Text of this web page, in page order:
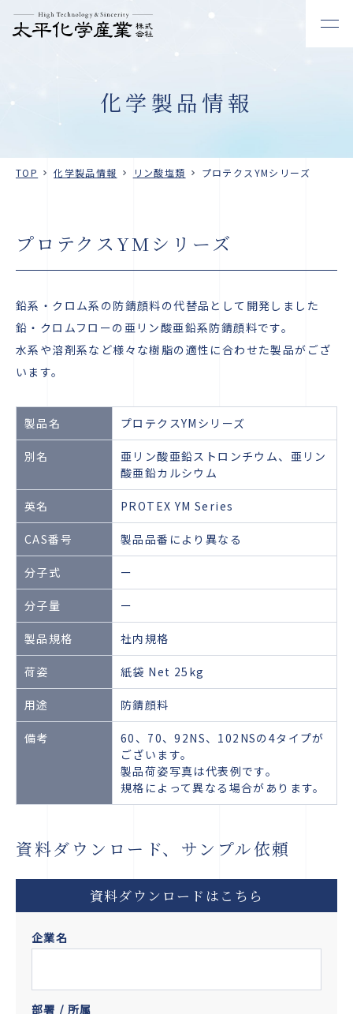
化学製品情報
TOP 化学製品情報 リン酸塩類 プロテクスYMシリーズ
プロテクスYMシリーズ
鉛系・クロム系の防錆顔料の代替品として開発しました
鉛・クロムフローの亜リン酸亜鉛系防錆顔料です。
水系や溶剤系など様々な樹脂の適性に合わせた製品がござ
います。
製品名 プロテクスYMシリーズ
別名
亜リン酸亜鉛ストロンチウム、亜リン
酸亜鉛カルシウム
英名 PROTEX YM Series
CAS番号 製品品番により異なる
分子式 ー
分子量 ー
製品規格 社内規格
荷姿 紙袋 Net 25kg
用途 防錆顔料
備考
60、70、92NS、102NSの4タイプが
ございます。
製品荷姿写真は代表例です。
規格によって異なる場合があります。
資料ダウンロード、サンプル依頼
資料ダウンロードはこちら
企業名
部署 / 所属